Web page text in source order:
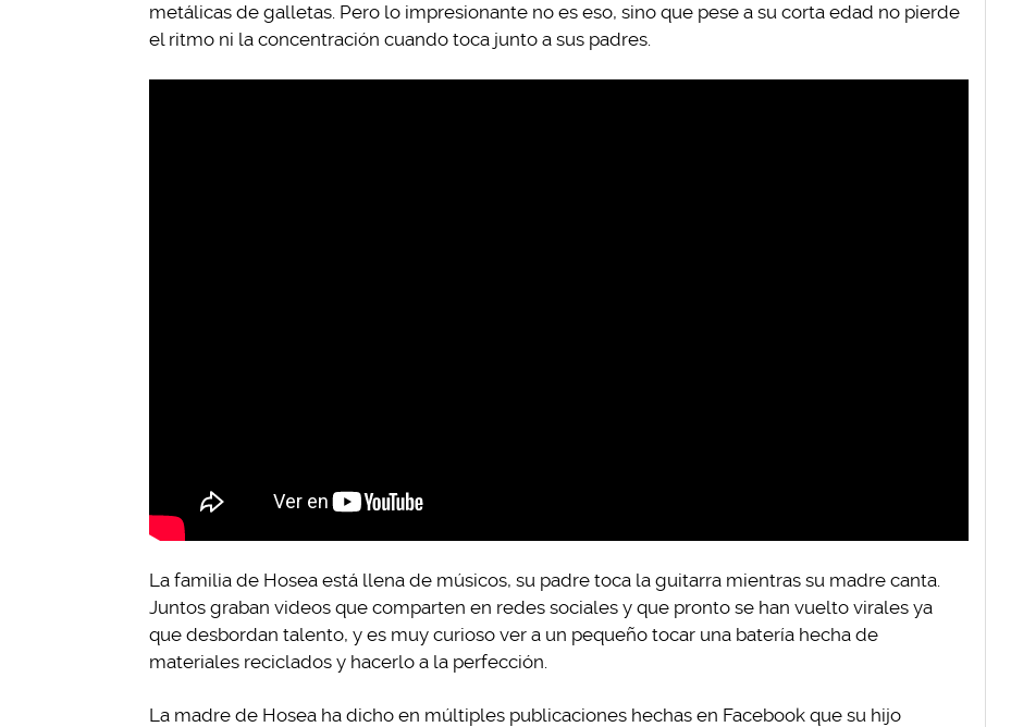
metálicas de galletas. Pero lo impresionante no es eso, sino que pese a su corta edad no pierde
el ritmo ni la concentración cuando toca junto a sus padres.
La familia de Hosea está llena de músicos, su padre toca la guitarra mientras su madre canta.
Juntos graban videos que comparten en redes sociales y que pronto se han vuelto virales ya
que desbordan talento, y es muy curioso ver a un pequeño tocar una batería hecha de
materiales reciclados y hacerlo a la perfección.
La madre de Hosea ha dicho en múltiples publicaciones hechas en Facebook que su hijo